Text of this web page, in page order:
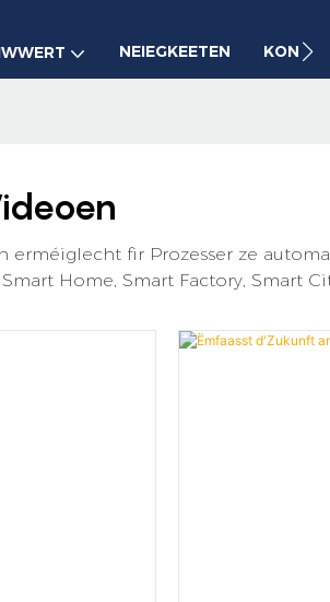
NEIEGKEETEN
fir Prozesser ze
Home, Smart Factory, Smart